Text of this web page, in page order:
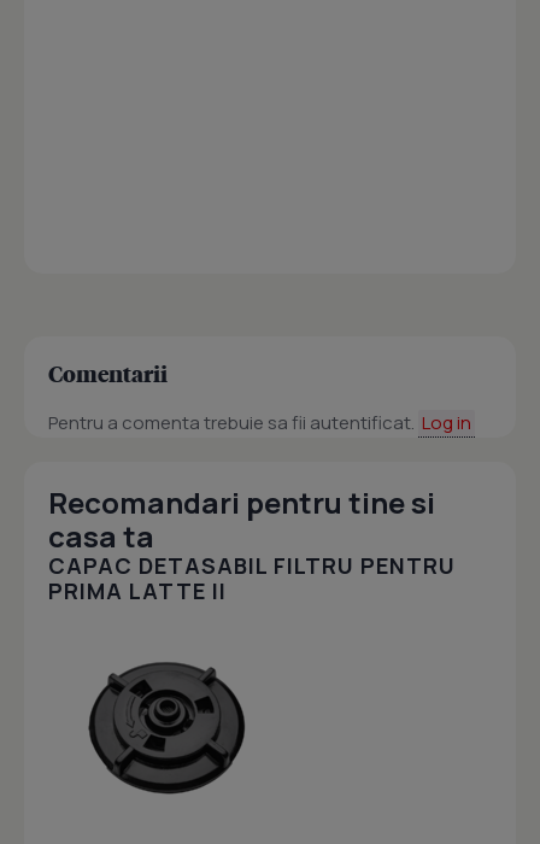
Comentarii
Pentru a comenta trebuie sa fii autentificat. Log in
Recomandari pentru tine si
casa ta
CAPAC DETASABIL FILTRU PENTRU
PRIMA LATTE II